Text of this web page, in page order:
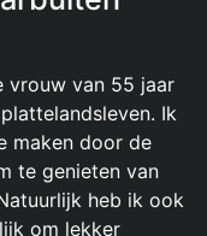
vrouw van 55 jaar
Ik
maken door de
te genieten van
heb ik ook
om lekker